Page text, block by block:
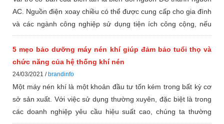
AC. Nguồn điện xoay chiều có thể được cung cấp cho gia đình
và các ngành công nghiệp sử dụng tiện ích công cộng, nếu
không, hệ thống điện xoay chiều của pin chỉ có thể lưu trữ
nguồn điện một chiều. Ngoài ra, hầu hết tất cả các thiết bị gia
dụng, cũng như các thiết bị điện khác có thể hoạt động tùy
thuộc vào nguồn điện AC.
5 mẹo bảo dưỡng máy nén khí giúp đảm bảo tuổi thọ và
chức năng của hệ thống khí nén
24/03/2021 / brandinfo
Một máy nén khí là một khoản đầu tư tốn kém trong bất kỳ cơ
sở sản xuất. Với việc sử dụng thường xuyên, đặc biệt là trong
các doanh nghiệp yêu cầu hiệu suất cao, chúng ta thường